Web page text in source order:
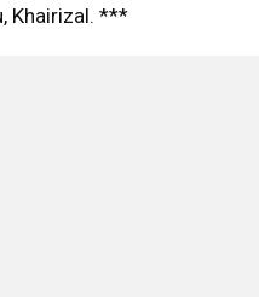
Khairizal. ***